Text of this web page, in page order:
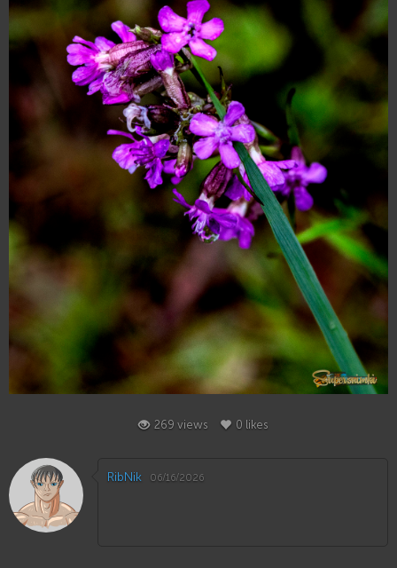
269 views 0 likes
RibNik 06/16/2026